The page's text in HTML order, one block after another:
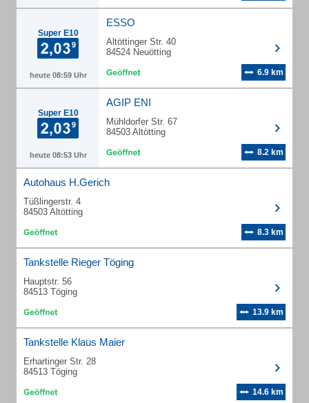
Super E10
heute 08:59 Uhr
ESSO
Altöttinger Str. 40
84524 Neuötting
6.9 km
Super E10
heute 08:53 Uhr
AGIP ENI
Mühldorfer Str. 67
84503 Altötting
8.2 km
Autohaus H.Gerich
Tüßlingerstr. 4
84503 Altötting
8.3 km
Tankstelle Rieger Töging
Hauptstr. 56
84513 Töging
13.9 km
Tankstelle Klaus Maier
Erhartinger Str. 28
84513 Töging
14.6 km